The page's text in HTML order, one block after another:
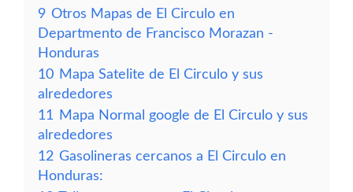
9 Otros Mapas de El Circulo en
Departmento de Francisco Morazan -
Honduras
10 Mapa Satelite de El Circulo y sus
alrededores
11
Mapa Normal google de El Circulo y sus
alrededores
12 Gasolineras cercanos a El Circulo en
Honduras: